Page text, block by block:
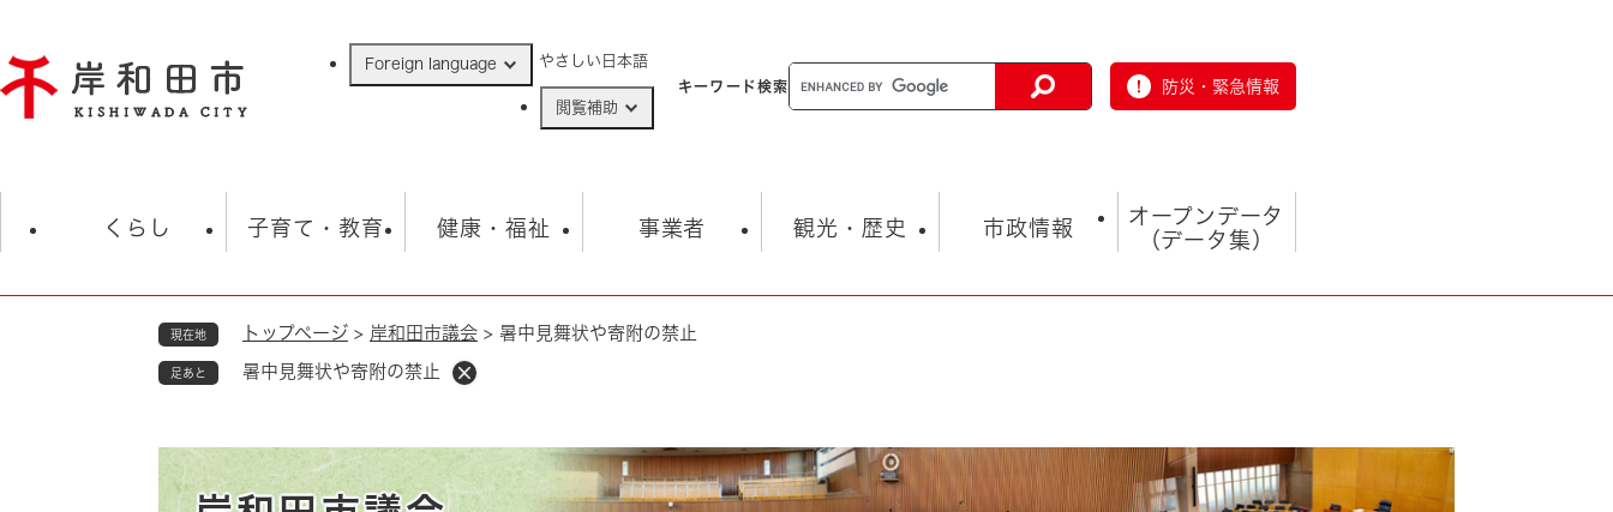
ジ
の
Foreign language やさしい日本語
閲覧補助
キーワード検索 防災・緊急情報
くらし
住民票・戸籍
ごみ・衛生・動物 救急・消防
防災・防犯 上水道・下水道
子育て・教育
学校 子育て
健康・福祉
福祉・健康・生活
事業者
入札・契約情報
環境 福祉・介護
観光・歴史
観光 観光スポット
とじる
市政情報
市の概要
市政 職員採用情報
市役所・施設の案内
オープンデータ
（データ集）
現在地 トップページ > 岸和田市議会 > 暑中見舞状や寄附の禁止
足あと 暑中見舞状や寄附の禁止